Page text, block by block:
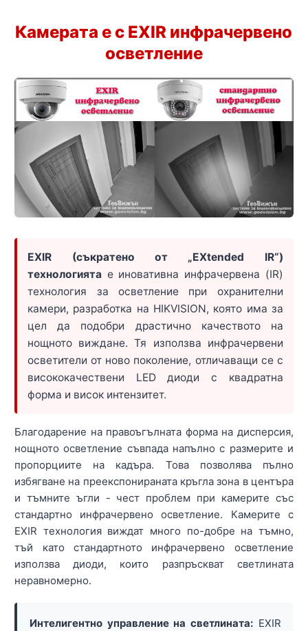
Камерата е с EXIR инфрачервено
осветление
EXIR (съкратено от „EXtended IR“)
технологията е иновативна инфрачервена (IR)
технология за осветление при охранителни
камери, разработка на HIKVISION, която има за
цел да подобри драстично качеството на
нощното виждане. Тя използва инфрачервени
осветители от ново поколение, отличаващи се с
висококачествени LED диоди с квадратна
форма и висок интензитет.
Благодарение на правоъгълната форма на дисперсия,
нощното осветление съвпада напълно с размерите и
пропорциите на кадъра. Това позволява пълно
избягване на преекспонираната кръгла зона в центъра
и тъмните ъгли - чест проблем при камерите със
стандартно инфрачервено осветление. Камерите с
EXIR технология виждат много по-добре на тъмно,
тъй като стандартното инфрачервено осветление
използва диоди, които разпръскват светлината
неравномерно.
Интелигентно управление на светлината: EXIR